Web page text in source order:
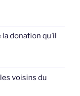
donation qu’il
voisins du